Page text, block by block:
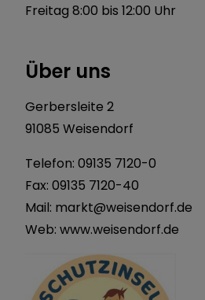
Freitag 8:00 bis 12:00 Uhr
Über uns
Gerbersleite 2
91085 Weisendorf
Telefon: 09135 7120-0
Fax: 09135 7120-40
Mail: markt@weisendorf.de
Web: www.weisendorf.de